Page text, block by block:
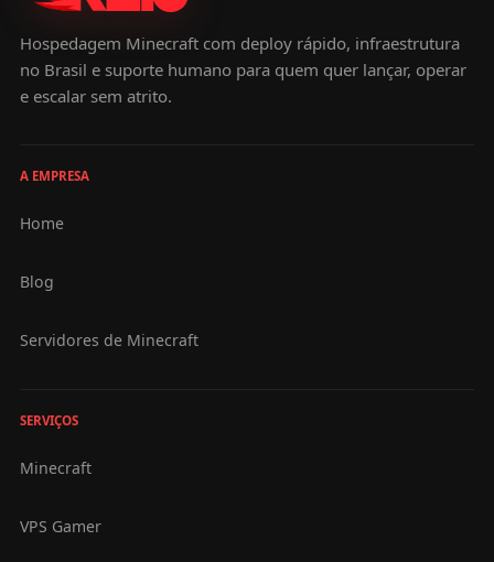
aqui está um guia completo para guiar sua
escolha do novo server que irá acompanhar
suas horas de jogo multiplayer.
Hospedagem Minecraft com deploy rápido, infraestrutura
no Brasil e suporte humano para quem quer lançar, operar
e escalar sem atrito.
A EMPRESA
Home
Blog
Servidores de Minecraft
SERVIÇOS
Minecraft
VPS Gamer